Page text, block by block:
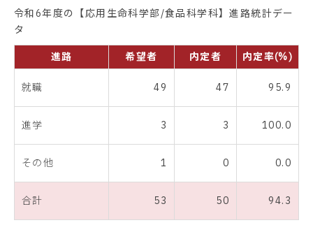
令和6年度の【応用生命科学部/食品科学科】進路統計デー
タ
進路 希望者 内定者 内定率(%)
就職 49 47 95.9
進学 3 3 100.0
その他 1 0 0.0
合計 53 50 94.3